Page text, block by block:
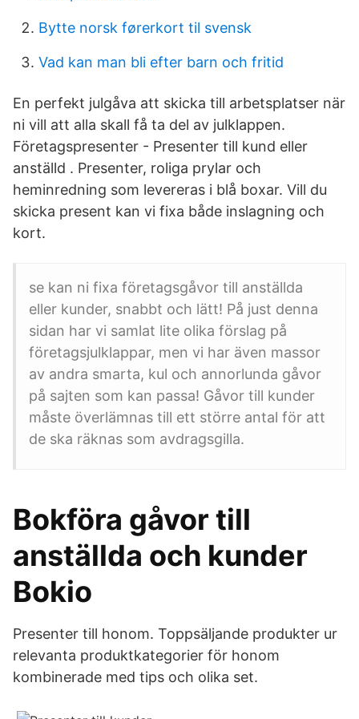
Bytte norsk førerkort til svensk
Vad kan man bli efter barn och fritid
En perfekt julgåva att skicka till arbetsplatser när
ni vill att alla skall få ta del av julklappen.
Företagspresenter - Presenter till kund eller
anställd . Presenter, roliga prylar och
heminredning som levereras i blå boxar. Vill du
skicka present kan vi fixa både inslagning och
kort.
se kan ni fixa företagsgåvor till anställda
eller kunder, snabbt och lätt! På just denna
sidan har vi samlat lite olika förslag på
företagsjulklappar, men vi har även massor
av andra smarta, kul och annorlunda gåvor
på sajten som kan passa! Gåvor till kunder
måste överlämnas till ett större antal för att
de ska räknas som avdragsgilla.
Bokföra gåvor till
anställda och kunder
Bokio
Presenter till honom. Toppsäljande produkter ur
relevanta produktkategorier för honom
kombinerade med tips och olika set.